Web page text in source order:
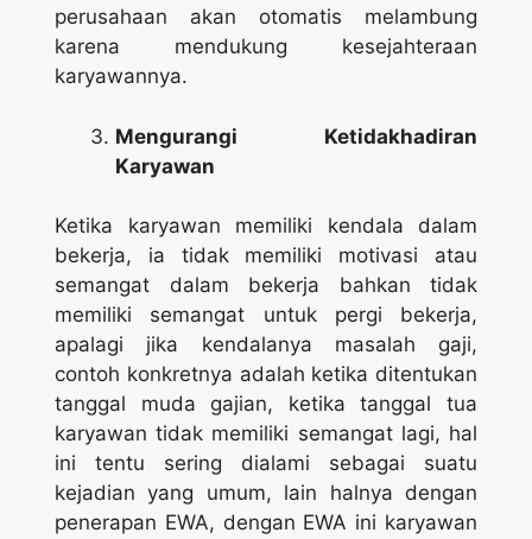
perusahaan akan otomatis melambung
karena mendukung kesejahteraan
karyawannya.
Mengurangi Ketidakhadiran
Karyawan
Ketika karyawan memiliki kendala dalam
bekerja, ia tidak memiliki motivasi atau
semangat dalam bekerja bahkan tidak
memiliki semangat untuk pergi bekerja,
apalagi jika kendalanya masalah gaji,
contoh konkretnya adalah ketika ditentukan
tanggal muda gajian, ketika tanggal tua
karyawan tidak memiliki semangat lagi, hal
ini tentu sering dialami sebagai suatu
kejadian yang umum, lain halnya dengan
penerapan EWA, dengan EWA ini karyawan